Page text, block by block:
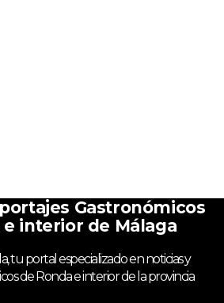
Gastronómicos
e interior de Málaga
tu portal especializado en noticias y
de Ronda e interior de la provincia